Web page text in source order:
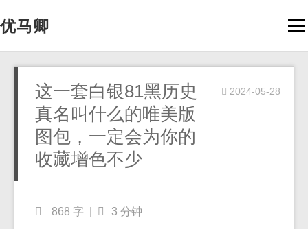
优马卿
这一套白银81黑历史
真名叫什么的唯美版
图包，一定会为你的
收藏增色不少
2024-05-28
868 字 3 分钟